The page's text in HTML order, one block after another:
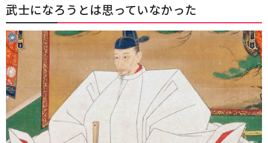
武士になろうとは思っていなかった